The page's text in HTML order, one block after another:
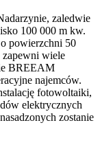
zaledwie
100 000 m kw.
powierzchni 50
zapewni wiele
BREEAM
najemców.
fotowoltaiki,
elektrycznych
zostanie